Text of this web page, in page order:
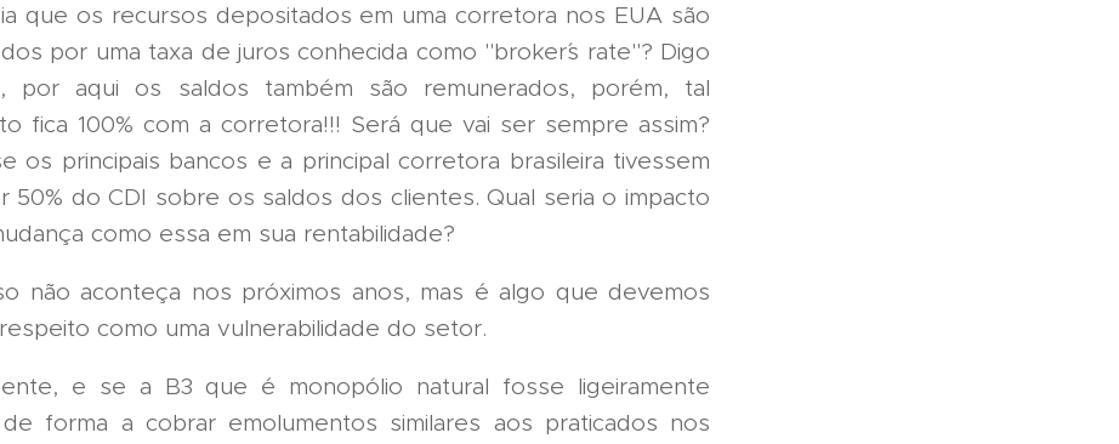
que os recursos depositados em uma corretora nos EUA são
por uma taxa de juros conhecida como "broker´s rate"? Digo
por aqui os saldos também são remunerados, porém, tal
fica 100% com a corretora!!! Será que vai ser sempre assim?
os principais bancos e a principal corretora brasileira tivessem
50% do CDI sobre os saldos dos clientes. Qual seria o impacto
como essa em sua rentabilidade?
não aconteça nos próximos anos, mas é algo que devemos
como uma vulnerabilidade do setor.
e se a B3 que é monopólio natural fosse ligeiramente
forma a cobrar emolumentos similares aos praticados nos